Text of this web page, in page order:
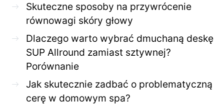
Skuteczne sposoby na przywrócenie
równowagi skóry głowy
Dlaczego warto wybrać dmuchaną deskę
SUP Allround zamiast sztywnej?
Porównanie
Jak skutecznie zadbać o problematyczną
cerę w domowym spa?